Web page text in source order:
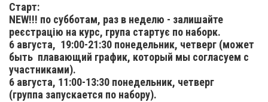
Старт:
NEW!!! по субботам, раз в неделю - залишайте
реєстрацію на курс, група стартує по наборк.
6 августа, 19:00-21:30 понедельник, четверг (может
быть плавающий график, который мы согласуем с
участниками).
6 августа, 11:00-13:30 понедельник, четверг
(группа запускается по набору).